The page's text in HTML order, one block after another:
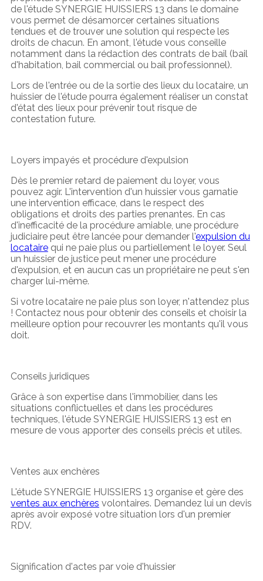
de l'étude SYNERGIE HUISSIERS 13 dans le domaine
vous permet de désamorcer certaines situations
tendues et de trouver une solution qui respecte les
droits de chacun. En amont, l'étude vous conseille
notamment dans la rédaction des contrats de bail (bail
d'habitation, bail commercial ou bail professionnel).
Lors de l'entrée ou de la sortie des lieux du locataire, un
huissier de l'étude pourra également réaliser un constat
d'état des lieux pour prévenir tout risque de
contestation future.
Loyers impayés et procédure d'expulsion
Dès le premier retard de paiement du loyer, vous
pouvez agir. L'intervention d'un huissier vous garnatie
une intervention efficace, dans le respect des
obligations et droits des parties prenantes. En cas
d'inefficacité de la procédure amiable, une procédure
judiciaire peut être lancée pour demander l'expulsion du
locatairequi ne paie plus ou partiellement le loyer. Seul
un huissier de justice peut mener une procédure
d'expulsion, et en aucun cas un propriétaire ne peut s'en
charger lui-même.
Si votre locataire ne paie plus son loyer, n'attendez plus
! Contactez nous pour obtenir des conseils et choisir la
meilleure option pour recouvrer les montants qu'il vous
doit.
Conseils juridiques
Grâce à son expertise dans l'immobilier, dans les
situations conflictuelles et dans les procédures
techniques, l'étude SYNERGIE HUISSIERS 13 est en
mesure de vous apporter des conseils précis et utiles.
Ventes aux enchères
L'étude SYNERGIE HUISSIERS 13 organise et gère des
ventes aux enchères volontaires. Demandez lui un devis
après avoir exposé votre situation lors d'un premier
RDV.
Signification d'actes par voie d'huissier